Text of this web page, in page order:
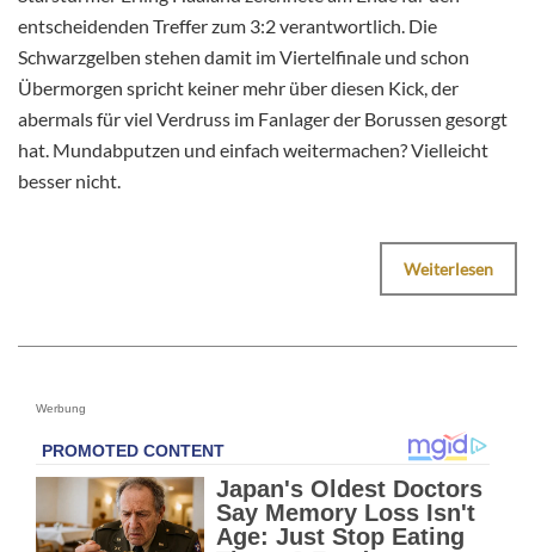
entscheidenden Treffer zum 3:2 verantwortlich. Die
Schwarzgelben stehen damit im Viertelfinale und schon
Übermorgen spricht keiner mehr über diesen Kick, der
abermals für viel Verdruss im Fanlager der Borussen gesorgt
hat. Mundabputzen und einfach weitermachen? Vielleicht
besser nicht.
Weiterlesen
Werbung